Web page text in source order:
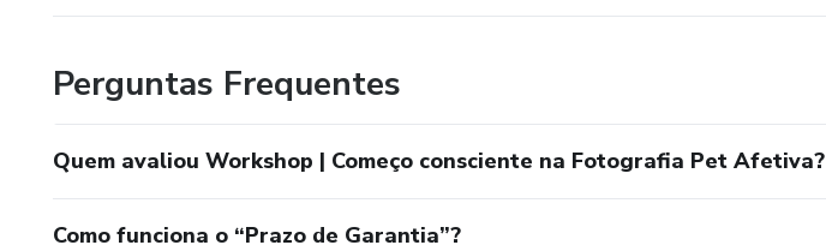
Perguntas Frequentes
Quem avaliou Workshop | Começo consciente na Fotografia Pet Afetiva?
Como funciona o “Prazo de Garantia”?